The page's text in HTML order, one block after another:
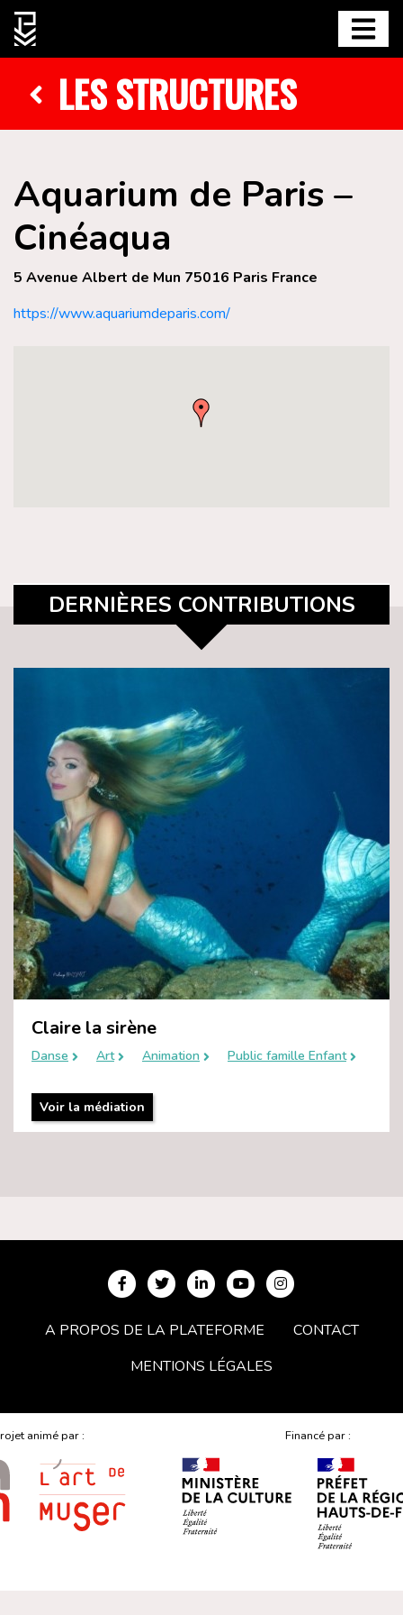
LES STRUCTURES
Aquarium de Paris –
Cinéaqua
5 Avenue Albert de Mun 75016 Paris France
https://www.aquariumdeparis.com/
DERNIÈRES CONTRIBUTIONS
Claire la sirène
Danse Art Animation Public famille Enfant
Voir la médiation
A PROPOS DE LA PLATEFORME
CONTACT
MENTIONS LÉGALES
animé par : Financé par :